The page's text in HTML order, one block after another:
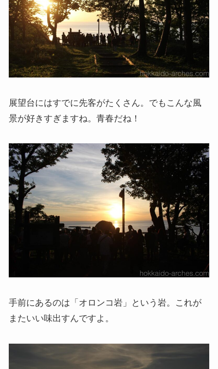
展望台にはすでに先客がたくさん。でもこんな風
景が好きすぎますね。青春だね！
手前にあるのは「オロンコ岩」という岩。これが
またいい味出すんですよ。